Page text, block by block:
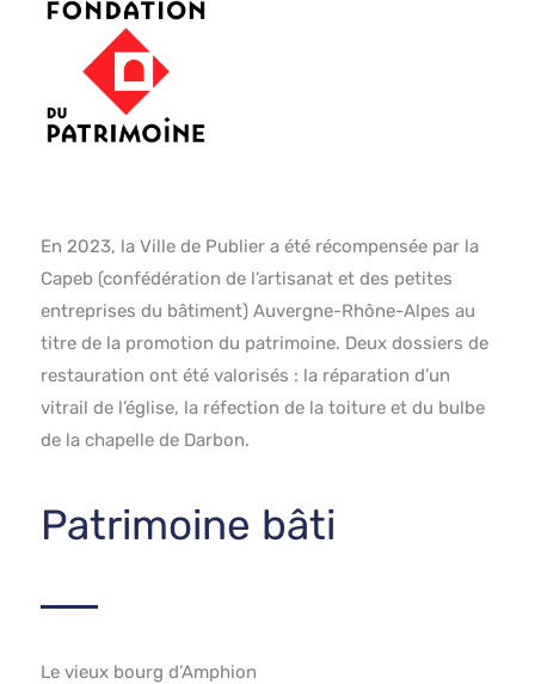
En 2023, la Ville de Publier a été récompensée par la
Capeb (confédération de l’artisanat et des petites
entreprises du bâtiment) Auvergne-Rhône-Alpes au
titre de la promotion du patrimoine. Deux dossiers de
restauration ont été valorisés : la réparation d’un
vitrail de l’église, la réfection de la toiture et du bulbe
de la chapelle de Darbon.
Patrimoine bâti
Le vieux bourg d’Amphion